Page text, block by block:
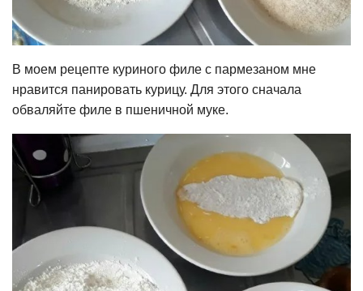
В моем рецепте куриного филе с пармезаном мне
нравится панировать курицу. Для этого сначала
обваляйте филе в пшеничной муке.